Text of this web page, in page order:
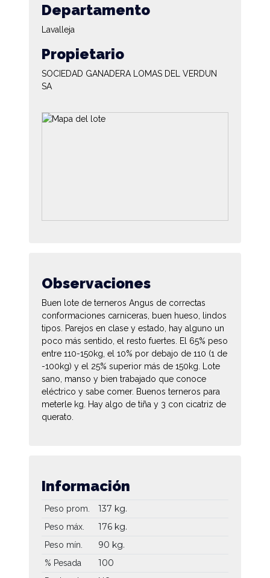
Departamento
Lavalleja
Propietario
SOCIEDAD GANADERA LOMAS DEL VERDUN
SA
Observaciones
Buen lote de terneros Angus de correctas
conformaciones carniceras, buen hueso, lindos
tipos. Parejos en clase y estado, hay alguno un
poco más sentido, el resto fuertes. El 65% peso
entre 110-150kg, el 10% por debajo de 110 (1 de
-100kg) y el 25% superior más de 150kg. Lote
sano, manso y bien trabajado que conoce
eléctrico y sabe comer. Buenos terneros para
meterle kg. Hay algo de tiña y 3 con cicatriz de
querato.
Información
Peso prom. 137 kg.
Peso máx. 176 kg.
Peso mín. 90 kg.
% Pesada 100